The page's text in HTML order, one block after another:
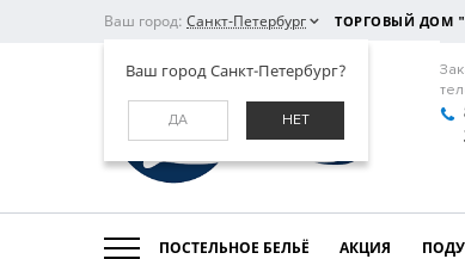
Ваш город: Санкт-Петербург
Ваш город Санкт-Петербург?
ДА НЕТ
ТОРГОВЫЙ ДОМ
ПОСТЕЛЬНОЕ БЕЛЬЁ АКЦИЯ